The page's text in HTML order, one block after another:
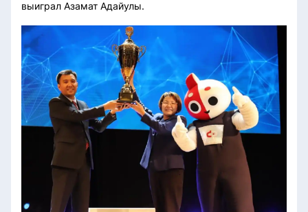
выиграл Азамат Адайулы.